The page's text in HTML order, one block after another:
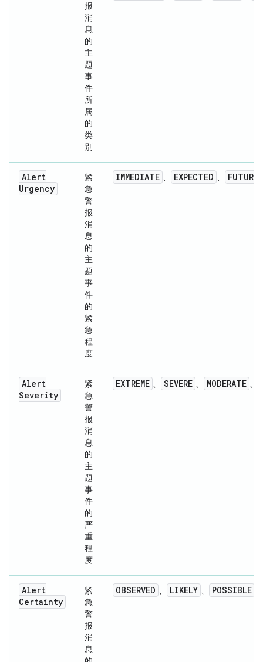
报
消
息
的
主
题
事
件
所
属
的
类
别
Alert
Urgency
紧
急
警
报
消
息
的
主
题
事
件
的
紧
急
程
度
IMMEDIATE 、 EXPECTED 、 FUTURE
Alert
Severity
紧
急
警
报
消
息
的
主
题
事
件
的
严
重
程
度
EXTREME 、 SEVERE 、 MODERATE 、
Alert
Certainty
紧
急
警
报
消
息
OBSERVED 、 LIKELY 、 POSSIBLE